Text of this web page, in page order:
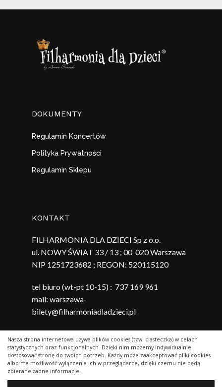
Nasza strona internetowa używa plików cookies (tzw. ciasteczka) w celach
statystycznych oraz funkcjonalnych. Dzięki nim możemy indywidualnie
dostosować stronę do twoich potrzeb. Każdy może zaakceptować pliki cookies
albo ma możliwość wyłączenia ich w przeglądarce, dzięki czemu nie będą
zbierane żadne informacje.
Kwota: 0,00zł
Zobacz Koszyk
DOKUMENTY
Regulamin Koncertów
Polityka Prywatności
Regulamin Sklepu
KONTAKT
FILHARMONIA DLA DZIECI Sp z o.o.
ul. NOWY ŚWIAT 33 / 13 ; 00-020 Warszawa
NIP 1251723682 ; REGON: 520115120
tel biuro (wt-pt 10-15) : 737 169 961
mail: warszawa-
bilety@filharmoniadladzieci.pl
© 2026 Filharmonia Dla Dzieci